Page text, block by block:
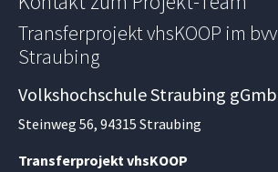
Transferprojekt vhsKOOP im
Straubing
Volkshochschule Straubing
Steinweg 56, 94315 Straubing
Transferprojekt vhsKOOP